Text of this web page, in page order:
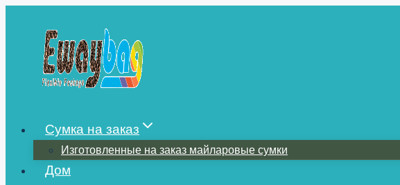
содержимому
Сумка на заказ
Изготовленные на заказ майларовые сумки
Дом